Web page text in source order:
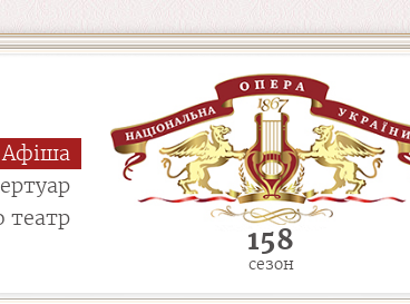
Афіша
театр
158
сезон